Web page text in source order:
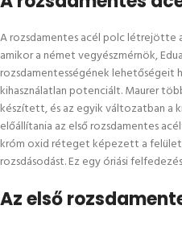
A rozsdamentes acél polc létrejötte
amikor a német vegyészmérnök,
rozsdamentességének lehetőségeit
kihasználatlan potenciált. Maurer
készített, és az egyik változatban a
előállítania az első rozsdamentes
króm oxid réteget képezett a
rozsdásodást. Ez egy óriási
Az első